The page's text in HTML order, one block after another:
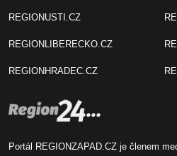
REGIONUSTI.CZ
REGIONLIBERECKO.CZ
REGIONHRADEC.CZ
Portál REGIONZAPAD.CZ je členem